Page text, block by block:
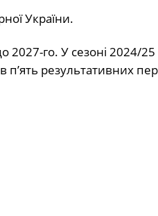
України.
го. У сезоні 2024/25
п’ять результативних